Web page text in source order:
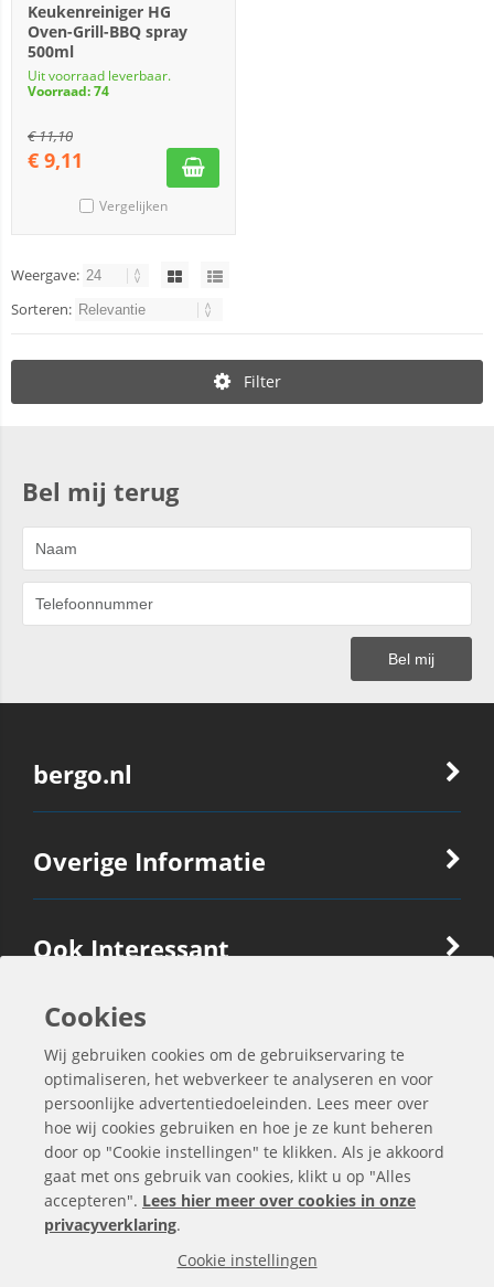
Keukenreiniger HG
Oven-Grill-BBQ spray
500ml
Uit voorraad leverbaar.
Voorraad: 74
€11,10
€ 9,11
Vergelijken
Weergave:
Sorteren:
Filter
Bel mij terug
bergo.nl
Overige Informatie
Ook Interessant
Contactgegevens
Cookies
Wij gebruiken cookies om de gebruikservaring te
optimaliseren, het webverkeer te analyseren en voor
persoonlijke advertentiedoeleinden. Lees meer over
hoe wij cookies gebruiken en hoe je ze kunt beheren
door op "Cookie instellingen" te klikken. Als je akkoord
gaat met ons gebruik van cookies, klikt u op "Alles
accepteren". Lees hier meer over cookies in onze
privacyverklaring.
Cookie instellingen